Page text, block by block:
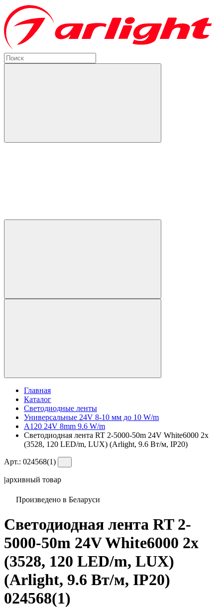
Главная
Каталог
Светодиодные ленты
Универсальные 24V 8-10 мм до 10 W/m
A120 24V 8mm 9.6 W/m
Светодиодная лента RT 2-5000-50m 24V White6000 2x
(3528, 120 LED/m, LUX) (Arlight, 9.6 Вт/м, IP20)
Арт.: 024568(1)
|архивный товар
Произведено в Беларуси
Светодиодная лента RT 2-
5000-50m 24V White6000 2x
(3528, 120 LED/m, LUX)
(Arlight, 9.6 Вт/м, IP20)
024568(1)